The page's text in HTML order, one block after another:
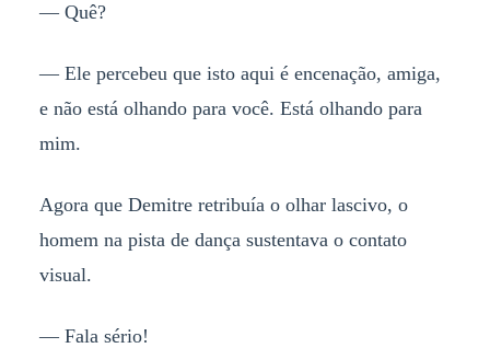
— Quê?
— Ele percebeu que isto aqui é encenação, amiga,
e não está olhando para você. Está olhando para
mim.
Agora que Demitre retribuía o olhar lascivo, o
homem na pista de dança sustentava o contato
visual.
— Fala sério!